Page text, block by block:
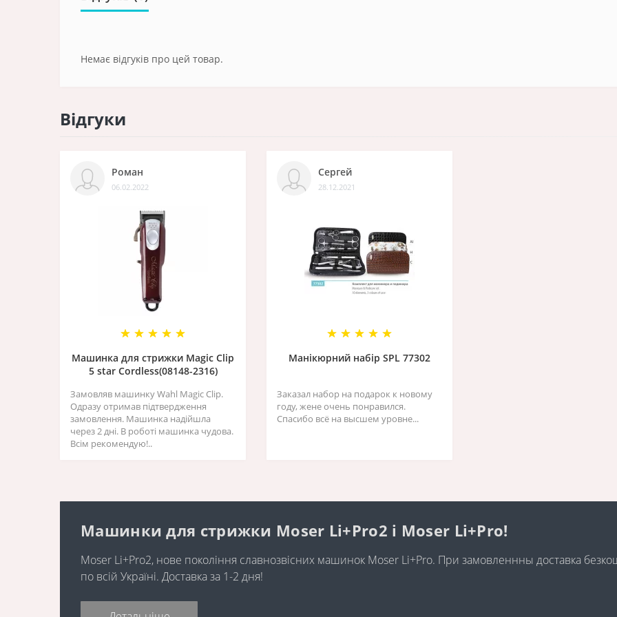
Немає відгуків про цей товар.
Відгуки
Роман
06.02.2022
Машинка для стрижки Magic Clip
5 star Cordless(08148-2316)
Замовляв машинку Wahl Magic Clip.
Одразу отримав підтвердження
замовлення. Машинка надійшла
через 2 дні. В роботі машинка чудова.
Всім рекомендую!..
Сергей
28.12.2021
Манікюрний набір SPL 77302
Заказал набор на подарок к новому
году, жене очень понравился.
Спасибо всё на высшем уровне...
Машинки для стрижки Moser Li+Pro2 і Moser Li+Pro!
Moser Li+Pro2, нове покоління славнозвісних машинок Moser Li+Pro. При замовленнны доставка
по всій Україні. Доставка за 1-2 дня!